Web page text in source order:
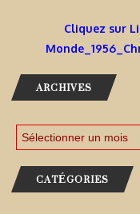
Cliquez sur
ARCHIVES
CATÉGORIES